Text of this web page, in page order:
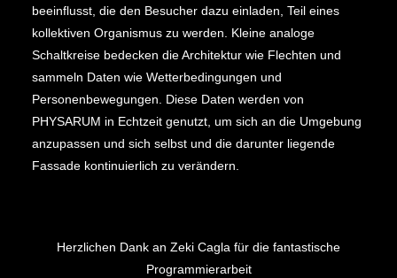
beeinflusst, die den Besucher dazu einladen, Teil eines
kollektiven Organismus zu werden. Kleine analoge
Schaltkreise bedecken die Architektur wie Flechten und
sammeln Daten wie Wetterbedingungen und
Personenbewegungen. Diese Daten werden von
PHYSARUM in Echtzeit genutzt, um sich an die Umgebung
anzupassen und sich selbst und die darunter liegende
Fassade kontinuierlich zu verändern.
Herzlichen Dank an Zeki Cagla für die fantastische
Programmierarbeit